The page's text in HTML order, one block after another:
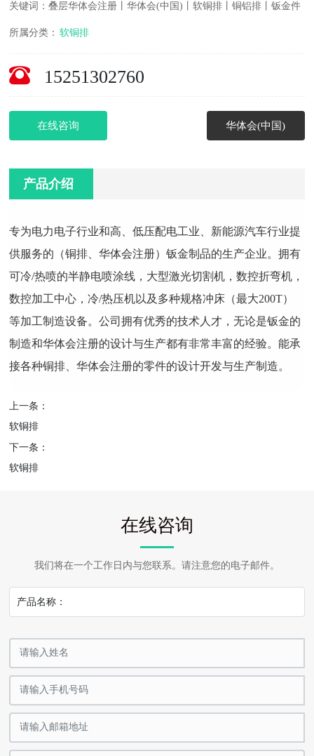
关键词：叠层华体会注册丨华体会(中国)丨软铜排丨铜铝排丨钣金件
所属分类： 软铜排
15251302760
在线咨询 华体会(中国)
产品介绍
专为电力电子行业和高、低压配电工业、新能源汽车行业提
供服务的（铜排、华体会注册）钣金制品的生产企业。拥有
可冷/热喷的半静电喷涂线，大型激光切割机，数控折弯机，
数控加工中心，冷/热压机以及多种规格冲床（最大200T）
等加工制造设备。公司拥有优秀的技术人才，无论是钣金的
制造和华体会注册的设计与生产都有非常丰富的经验。能承
接各种铜排、华体会注册的零件的设计开发与生产制造。
上一条：
软铜排
下一条：
软铜排
在线咨询
我们将在一个工作日内与您联系。请注意您的电子邮件。
产品名称：